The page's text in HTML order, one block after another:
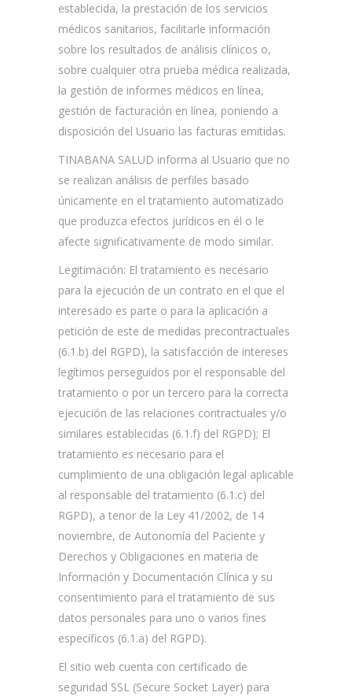
establecida, la prestación de los servicios
médicos sanitarios, facilitarle información
sobre los resultados de análisis clínicos o,
sobre cualquier otra prueba médica realizada,
la gestión de informes médicos en línea,
gestión de facturación en línea, poniendo a
disposición del Usuario las facturas emitidas.
TINABANA SALUD informa al Usuario que no
se realizan análisis de perfiles basado
únicamente en el tratamiento automatizado
que produzca efectos jurídicos en él o le
afecte significativamente de modo similar.
Legitimación: El tratamiento es necesario
para la ejecución de un contrato en el que el
interesado es parte o para la aplicación a
petición de este de medidas precontractuales
(6.1.b) del RGPD), la satisfacción de intereses
legítimos perseguidos por el responsable del
tratamiento o por un tercero para la correcta
ejecución de las relaciones contractuales y/o
similares establecidas (6.1.f) del RGPD); El
tratamiento es necesario para el
cumplimiento de una obligación legal aplicable
al responsable del tratamiento (6.1.c) del
RGPD), a tenor de la Ley 41/2002, de 14
noviembre, de Autonomía del Paciente y
Derechos y Obligaciones en materia de
Información y Documentación Clínica y su
consentimiento para el tratamiento de sus
datos personales para uno o varios fines
específicos (6.1.a) del RGPD).
El sitio web cuenta con certificado de
seguridad SSL (Secure Socket Layer) para